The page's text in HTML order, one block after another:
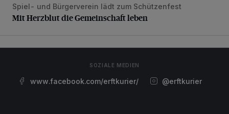
Mit Herzblut die Gemeinschaft leben
Spiel- und Bürgerverein lädt zum Schützenfest
Mit Herzblut die Gemeinschaft leben
SOZIALE MEDIEN
www.facebook.com/erftkurier/ @erftkurier